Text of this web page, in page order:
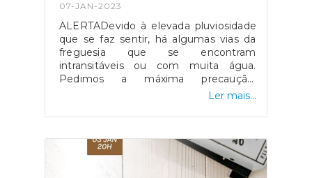
07-JAN-2023
ALERTADevido à elevada pluviosidade
que se faz sentir, há algumas vias da
freguesia que se encontram
intransitáveis ou com muita água.
Pedimos a máxima precaução.
Agradecemos a compreensão de
#intemperies#protecaocivil
Ler mais...